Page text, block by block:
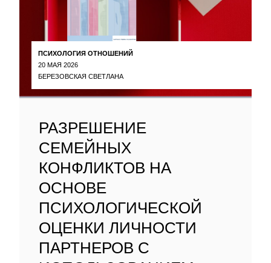
ПСИХОЛОГИЯ ОТНОШЕНИЙ
20 МАЯ 2026
БЕРЕЗОВСКАЯ СВЕТЛАНА
РАЗРЕШЕНИЕ
СЕМЕЙНЫХ
КОНФЛИКТОВ НА
ОСНОВЕ
ПСИХОЛОГИЧЕСКОЙ
ОЦЕНКИ ЛИЧНОСТИ
ПАРТНЕРОВ С